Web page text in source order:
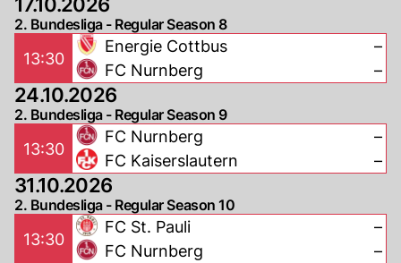
2. Bundesliga - Regular Season 8
13:30
Energie Cottbus
FC Nurnberg
–
–
24.10.2026
2. Bundesliga - Regular Season 9
13:30
FC Nurnberg
FC Kaiserslautern
–
–
31.10.2026
2. Bundesliga - Regular Season 10
13:30
FC St. Pauli
FC Nurnberg
–
–